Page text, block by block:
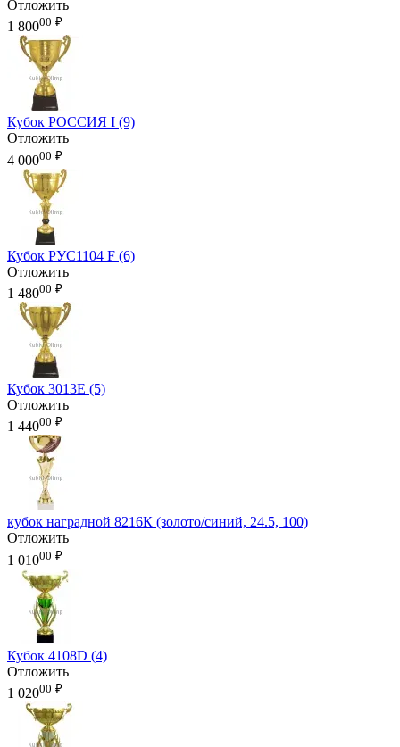
Отложить
1 80000 ₽
Кубок РОССИЯ I (9)
Отложить
4 00000 ₽
Кубок РУС1104 F (6)
Отложить
1 48000 ₽
Кубок 3013E (5)
Отложить
1 44000 ₽
кубок наградной 8216К (золото/синий, 24.5, 100)
Отложить
1 01000 ₽
Кубок 4108D (4)
Отложить
1 02000 ₽